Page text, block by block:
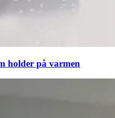
holder på varmen